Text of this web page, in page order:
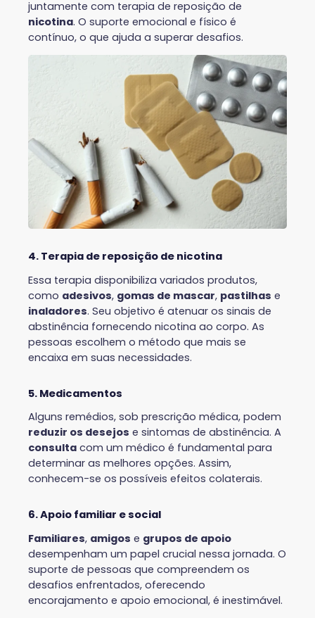
juntamente com terapia de reposição de
nicotina. O suporte emocional e físico é
contínuo, o que ajuda a superar desafios.
4. Terapia de reposição de nicotina
Essa terapia disponibiliza variados produtos,
como adesivos, gomas de mascar, pastilhas e
inaladores. Seu objetivo é atenuar os sinais de
abstinência fornecendo nicotina ao corpo. As
pessoas escolhem o método que mais se
encaixa em suas necessidades.
5. Medicamentos
Alguns remédios, sob prescrição médica, podem
reduzir os desejos e sintomas de abstinência. A
consulta com um médico é fundamental para
determinar as melhores opções. Assim,
conhecem-se os possíveis efeitos colaterais.
6. Apoio familiar e social
Familiares, amigos e grupos de apoio
desempenham um papel crucial nessa jornada. O
suporte de pessoas que compreendem os
desafios enfrentados, oferecendo
encorajamento e apoio emocional, é inestimável.